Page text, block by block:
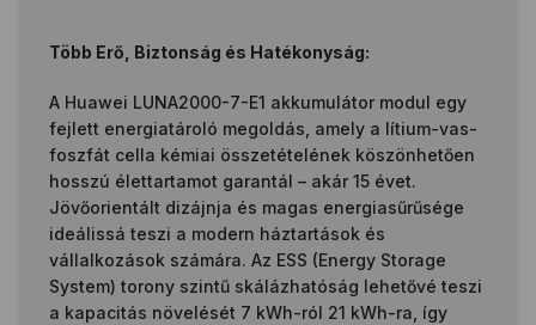
Több Erő, Biztonság és Hatékonyság:
A Huawei LUNA2000-7-E1 akkumulátor modul egy
fejlett energiatároló megoldás, amely a lítium-vas-
foszfát cella kémiai összetételének köszönhetően
hosszú élettartamot garantál – akár 15 évet.
Jövőorientált dizájnja és magas energiasűrűsége
ideálissá teszi a modern háztartások és
vállalkozások számára. Az ESS (Energy Storage
System) torony szintű skálázhatóság lehetővé teszi
a kapacitás növelését 7 kWh-ról 21 kWh-ra, így